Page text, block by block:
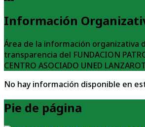
Información
Área de la información organizativa
transparencia del FUNDACION
CENTRO ASOCIADO UNED
No hay información disponible en
Pie de página